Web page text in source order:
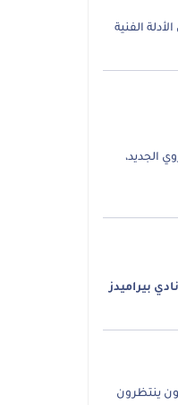
الفنية
الجديد،
نادي بيراميدز
جارية، والمتابعون ينتظرون